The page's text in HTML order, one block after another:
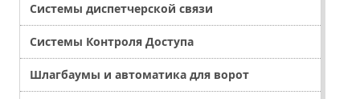
Системы диспетчерской связи
Системы Контроля Доступа
Шлагбаумы и автоматика для ворот